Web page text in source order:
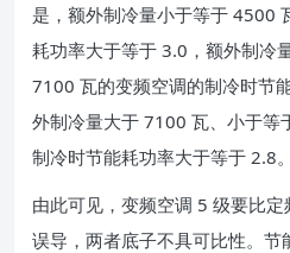
是，额外制冷量小于等于 4500
耗功率大于等于 3.0，额外制冷
7100 瓦的变频空调的制冷时节
外制冷量大于 7100 瓦、小于等
制冷时节能耗功率大于等于 2.8。
由此可见，变频空调 5 级要比
误导，两者底子不具可比性。节